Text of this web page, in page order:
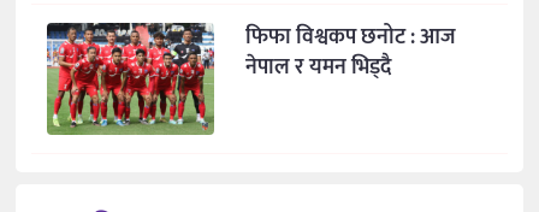
फिफा विश्वकप छनोट : आज
नेपाल र यमन भिड्दै